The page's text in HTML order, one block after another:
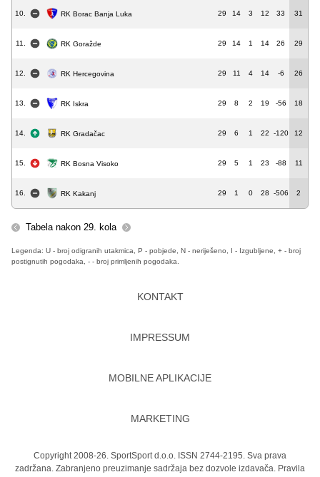
10. RK Borac Banja Luka 29 14 3 12 33 31
11. RK Goražde 29 14 1 14 26 29
12. RK Hercegovina 29 11 4 14 -6 26
13. RK Iskra 29 8 2 19 -56 18
14. RK Gradačac 29 6 1 22 -120 12
15. RK Bosna Visoko 29 5 1 23 -88 11
16. RK Kakanj 29 1 0 28 -506 2
Tabela nakon 29. kola
Legenda: U - broj odigranih utakmica, P - pobjede, N - neriješeno, I - Izgubljene, + - broj
postignutih pogodaka, - - broj primljenih pogodaka.
KONTAKT
IMPRESSUM
MOBILNE APLIKACIJE
MARKETING
Copyright 2008-26. SportSport d.o.o. ISSN 2744-2195. Sva prava
zadržana. Zabranjeno preuzimanje sadržaja bez dozvole izdavača. Pravila